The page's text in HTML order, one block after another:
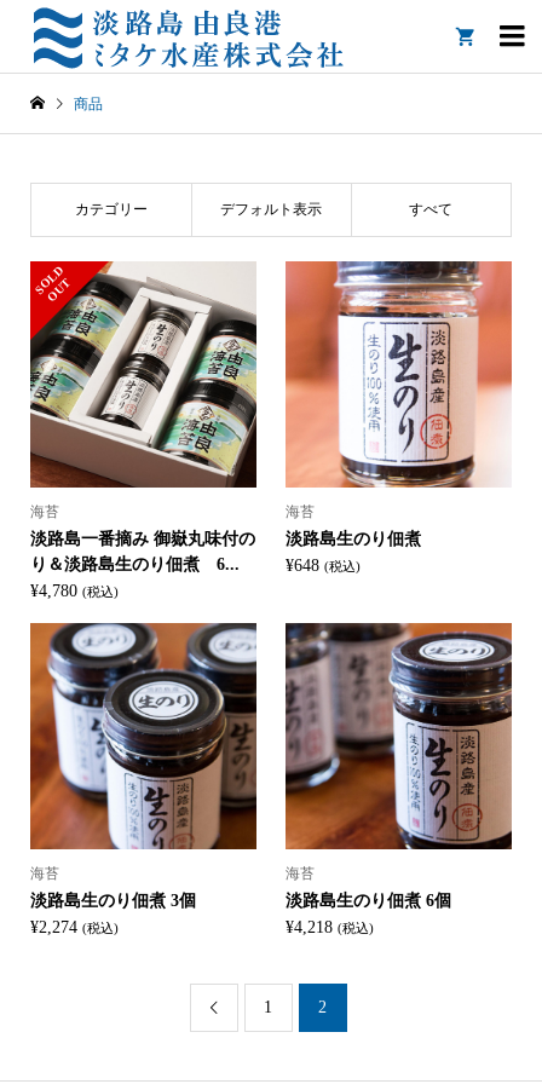

商品
カテゴリー デフォルト表示 すべて
S
O
L
D
O
U
T
海苔
淡路島一番摘み 御嶽丸味付の
り＆淡路島生のり佃煮 6...
¥4,780 (税込)
海苔
淡路島生のり佃煮
¥648 (税込)
海苔
淡路島生のり佃煮 3個
¥2,274 (税込)
海苔
淡路島生のり佃煮 6個
¥4,218 (税込)
 1 2